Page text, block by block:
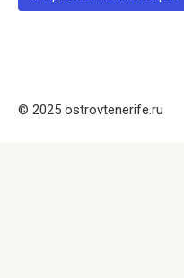
© 2025 ostrovtenerife.ru